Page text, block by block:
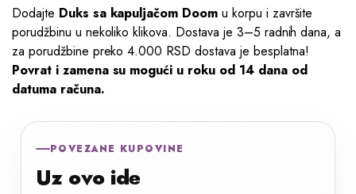
Dodajte Duks sa kapuljačom Doom u korpu i završite
porudžbinu u nekoliko klikova. Dostava je 3–5 radnih dana, a
za porudžbine preko 4.000 RSD dostava je besplatna!
Povrat i zamena su mogući u roku od 14 dana od
datuma računa.
POVEZANE KUPOVINE
Uz ovo ide